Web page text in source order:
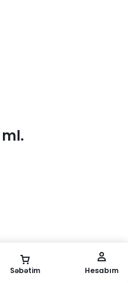
Səbətim Hesabım